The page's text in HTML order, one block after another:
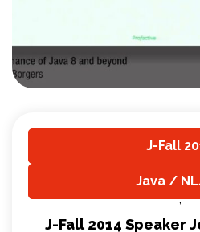
J-Fall
Java /
,
J-Fall 2014 Speaker